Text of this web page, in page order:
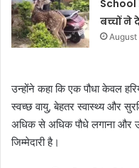
School
बच्चों ने
उन्होंने कहा कि एक पौधा केवल
स्वच्छ वायु, बेहतर स्वास्थ्य और
अधिक से अधिक पौधे लगाना और
जिम्मेदारी है।